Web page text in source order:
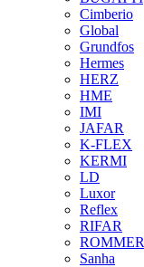
Cimberio
Global
Grundfos
Hermes
HERZ
HME
IMI
JAFAR
K-FLEX
KERMI
LD
Luxor
Reflex
RIFAR
ROMMER
Sanha